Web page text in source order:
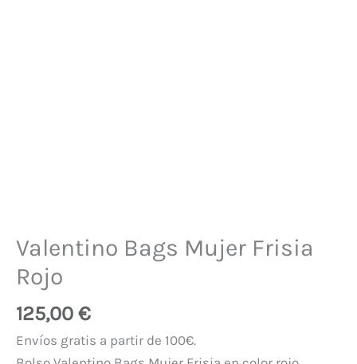
Valentino Bags Mujer Frisia
Rojo
125,00 €
Envíos gratis a partir de 100€.